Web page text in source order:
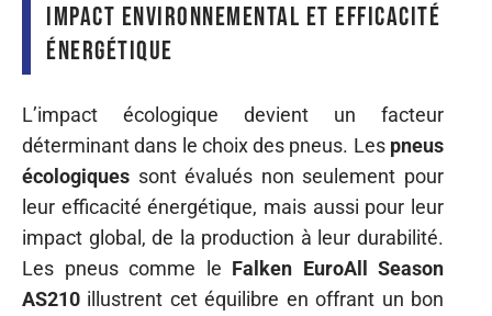
Impact environnemental et efficacité
énergétique
L’impact écologique devient un facteur
déterminant dans le choix des pneus. Les pneus
écologiques sont évalués non seulement pour
leur efficacité énergétique, mais aussi pour leur
impact global, de la production à leur durabilité.
Les pneus comme le Falken EuroAll Season
AS210 illustrent cet équilibre en offrant un bon